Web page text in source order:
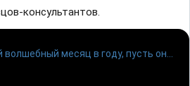
консультантов.